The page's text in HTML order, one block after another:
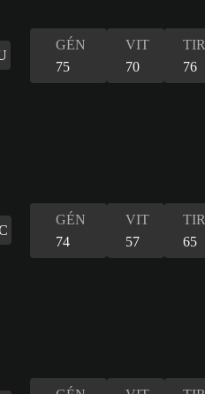
GÉN
75
VIT
70
TIR
76
GÉN
74
VIT
57
TIR
65